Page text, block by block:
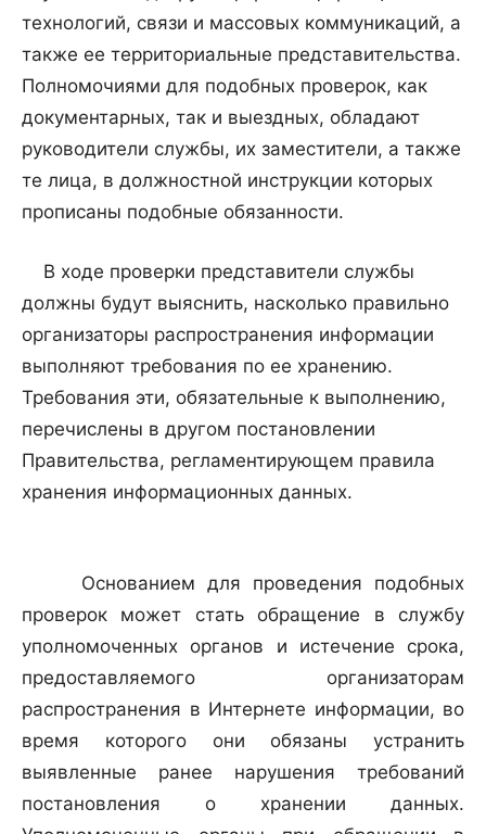
технологий, связи и массовых коммуникаций, а
также ее территориальные представительства.
Полномочиями для подобных проверок, как
документарных, так и выездных, обладают
руководители службы, их заместители, а также
те лица, в должностной инструкции которых
прописаны подобные обязанности.
В ходе проверки представители службы
должны будут выяснить, насколько правильно
организаторы распространения информации
выполняют требования по ее хранению.
Требования эти, обязательные к выполнению,
перечислены в другом постановлении
Правительства, регламентирующем правила
хранения информационных данных.
Основанием для проведения подобных
проверок может стать обращение в службу
уполномоченных органов и истечение срока,
предоставляемого организаторам
распространения в Интернете информации, во
время которого они обязаны устранить
выявленные ранее нарушения требований
постановления о хранении данных.